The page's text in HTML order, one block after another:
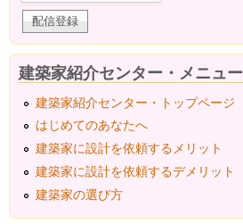
建築家紹介センター・メニュー
建築家紹介センター・トップページ
はじめてのあなたへ
建築家に設計を依頼するメリット
建築家に設計を依頼するデメリット
建築家の選び方